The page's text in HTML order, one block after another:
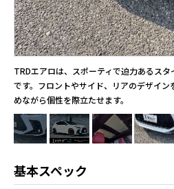
TRDエアロは、スポーティで迫力あるス
です。フロントやサイド、リアのデザイ
めながら個性を際立たせます。
基本スペック